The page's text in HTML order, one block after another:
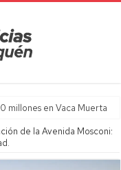
millones en Vaca Muerta
de la Avenida Mosconi: